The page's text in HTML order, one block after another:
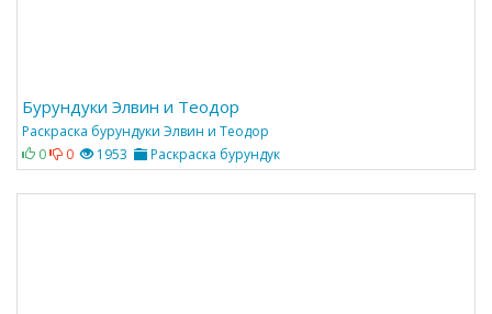
Бурундуки Элвин и Теодор
Раскраска бурундуки Элвин и Теодор
0
0 1953 Раскраска бурундук